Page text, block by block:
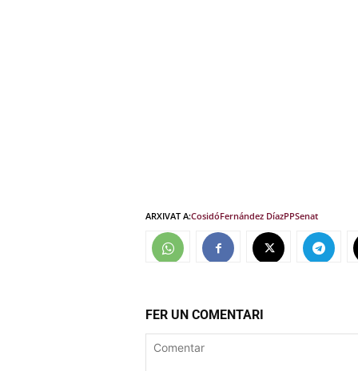
ARXIVAT A:CosidóFernández DíazPPSenat
FER UN COMENTARI